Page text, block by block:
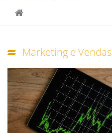
Marketing e Vendas